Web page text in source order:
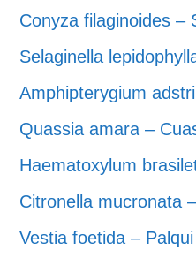
Conyza filaginoides –
Selaginella
Amphipterygium
Quassia amara –
Haematoxylum
Citronella mucronata
Vestia foetida – Palqui